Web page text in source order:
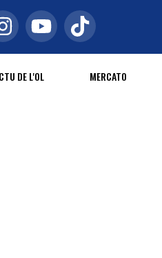
DE L'OL MERCATO